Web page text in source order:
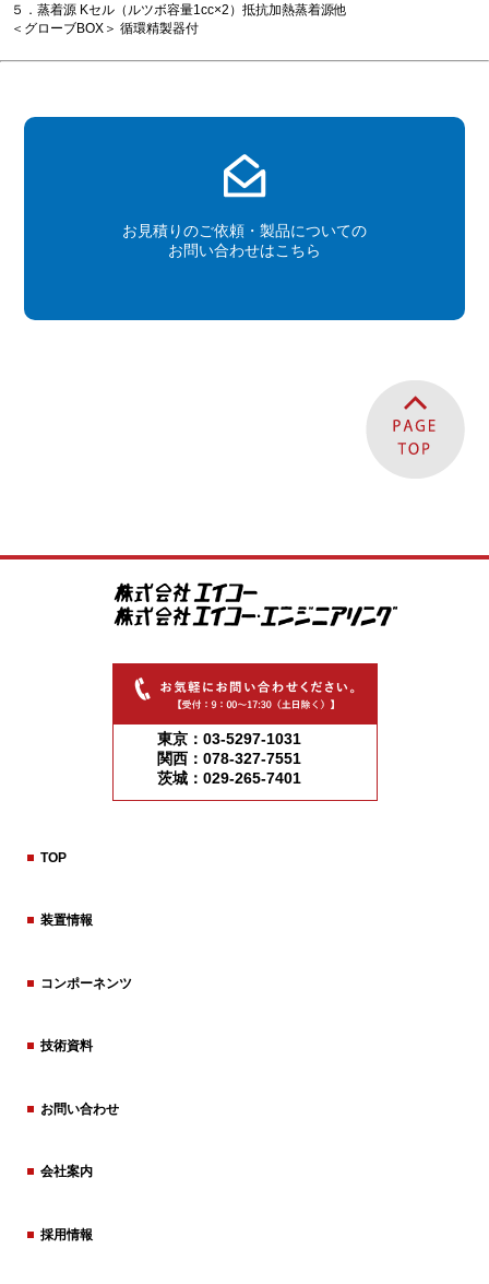
５．蒸着源 Kセル（ルツボ容量1cc×2）抵抗加熱蒸着源他
＜グローブBOX＞ 循環精製器付
お見積りのご依頼・製品についての
お問い合わせはこちら
東京：03-5297-1031
関西：078-327-7551
茨城：029-265-7401
TOP
装置情報
コンポーネンツ
技術資料
お問い合わせ
会社案内
採用情報